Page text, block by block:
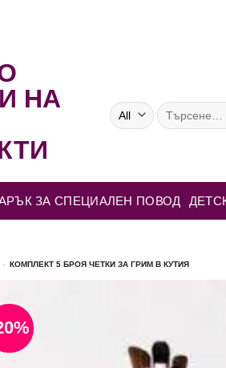
Търсене
за:
ЗА СПЕЦИАЛЕН ПОВОД
- КОМПЛЕКТ 5 БРОЯ ЧЕТКИ ЗА ГРИМ В КУТИЯ